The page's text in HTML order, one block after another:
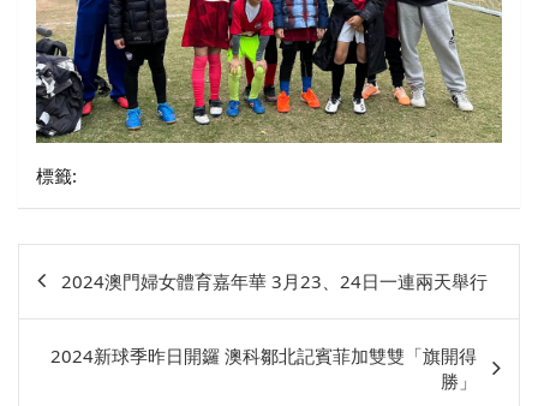
標籤:
章
2024澳門婦女體育嘉年華 3月23、24日一連兩天舉行
2024新球季昨日開鑼 澳科鄒北記賓菲加雙雙「旗開得
勝」